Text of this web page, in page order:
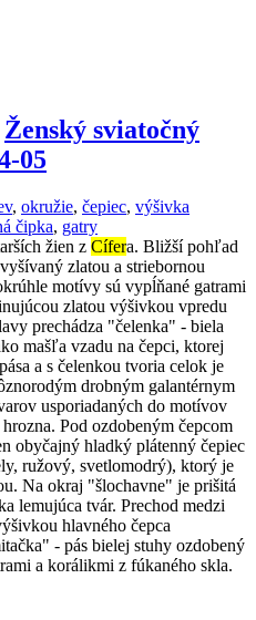
Ženský sviatočný
05
, okružie, čepiec, výšivka
čipka, gatry
žien z Cífera. Bližší pohľad
zlatou a striebornou
motívy sú vypĺňané gatrami
zlatou výšivkou vpredu
prechádza "čelenka" - biela
mašľa vzadu na čepci, ktorej
a s čelenkou tvoria celok je
drobným galantérnym
usporiadaných do motívov
Pod ozdobeným čepcom
obyčajný hladký plátenný čepiec
ružový, svetlomodrý), ktorý je
Na okraj "šlochavne" je prišitá
lemujúca tvár. Prechod medzi
hlavného čepca
- pás bielej stuhy ozdobený
a korálikmi z fúkaného skla.